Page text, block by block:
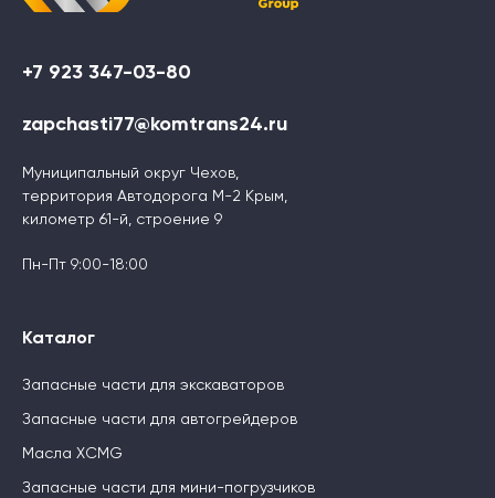
+7 923 347-03-80
zapchasti77@komtrans24.ru
Муниципальный округ Чехов,
территория Автодорога М-2 Крым,
километр 61-й, строение 9
Пн-Пт 9:00-18:00
Каталог
Запасные части для экскаваторов
Запасные части для автогрейдеров
Масла XCMG
Запасные части для мини-погрузчиков